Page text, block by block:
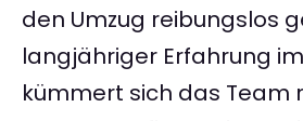
den Umzug reibungslos
langjähriger Erfahrung
kümmert sich das Team